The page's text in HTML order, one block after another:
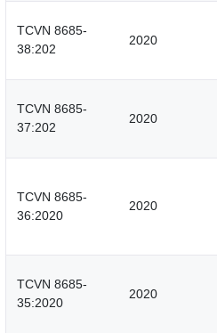
TCVN 8685-
38:202
2020
TCVN 8685-
37:202
2020
TCVN 8685-
36:2020
2020
TCVN 8685-
35:2020
2020